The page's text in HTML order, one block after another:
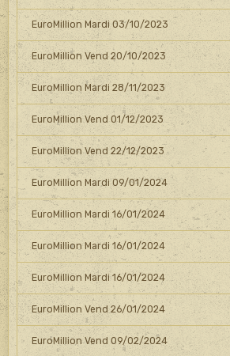
EuroMillion Mardi 03/10/2023
EuroMillion Vend 20/10/2023
EuroMillion Mardi 28/11/2023
EuroMillion Vend 01/12/2023
EuroMillion Vend 22/12/2023
EuroMillion Mardi 09/01/2024
EuroMillion Mardi 16/01/2024
EuroMillion Mardi 16/01/2024
EuroMillion Mardi 16/01/2024
EuroMillion Vend 26/01/2024
EuroMillion Vend 09/02/2024